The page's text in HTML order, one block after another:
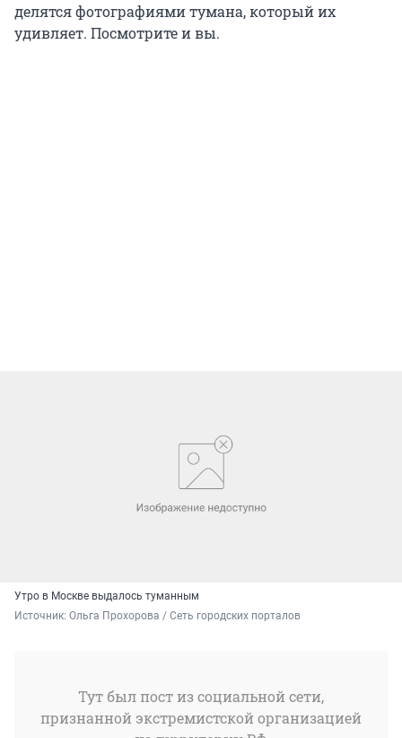
делятся фотографиями тумана, который их
удивляет. Посмотрите и вы.
Утро в Москве выдалось туманным
Источник: Ольга Прохорова / Cеть городских порталов
Тут был пост из социальной сети,
признанной экстремистской организацией